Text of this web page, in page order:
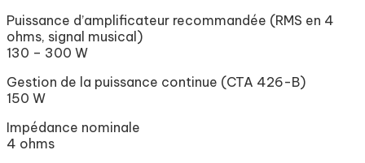
Puissance d’amplificateur recommandée (RMS en 4
ohms, signal musical)
130 – 300 W
Gestion de la puissance continue (CTA 426-B)
150 W
Impédance nominale
4 ohms